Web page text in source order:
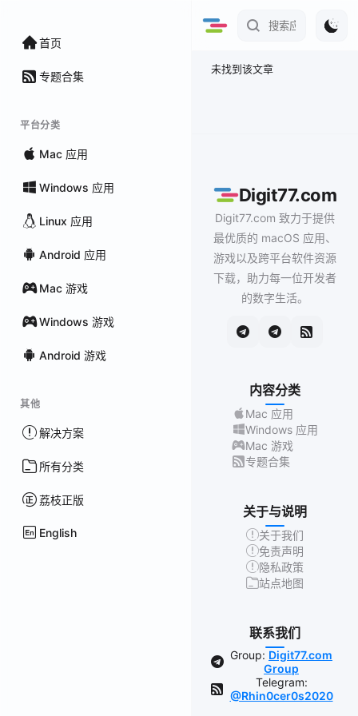
首页
专题合集
平台分类
Mac 应用
Windows 应用
Linux 应用
Android 应用
Mac 游戏
Windows 游戏
Android 游戏
其他
解决方案
所有分类
荔枝正版
English
未找到该文章
Digit77.com
Digit77.com 致力于提供
最优质的 macOS 应用、
游戏以及跨平台软件资源
下载，助力每一位开发者
的数字生活。
内容分类
Mac 应用
Windows 应用
Mac 游戏
专题合集
关于与说明
关于我们
免责声明
隐私政策
站点地图
联系我们
Group: Digit77.com
Group
Telegram:
@Rhin0cer0s2020